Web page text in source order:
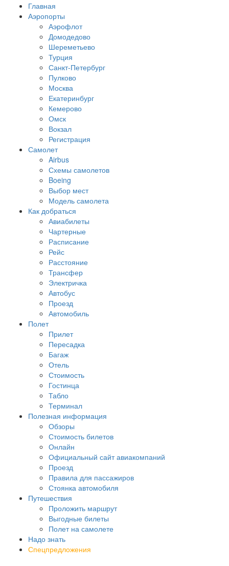
Главная
Аэропорты
Аэрофлот
Домодедово
Шереметьево
Турция
Санкт-Петербург
Пулково
Москва
Екатеринбург
Кемерово
Омск
Вокзал
Регистрация
Самолет
Airbus
Схемы самолетов
Boeing
Выбор мест
Модель самолета
Как добраться
Авиабилеты
Чартерные
Расписание
Рейс
Расстояние
Трансфер
Электричка
Автобус
Проезд
Автомобиль
Полет
Прилет
Пересадка
Багаж
Отель
Стоимость
Гостинца
Табло
Терминал
Полезная информация
Обзоры
Стоимость билетов
Онлайн
Официальный сайт авиакомпаний
Проезд
Правила для пассажиров
Стоянка автомобиля
Путешествия
Проложить маршрут
Выгодные билеты
Полет на самолете
Надо знать
Спецпредложения